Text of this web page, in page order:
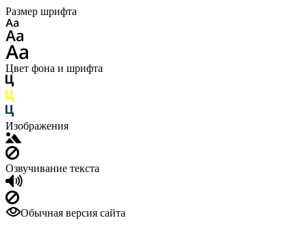
Размер шрифта
Цвет фона и шрифта
Изображения
Озвучивание текста
Обычная версия сайта